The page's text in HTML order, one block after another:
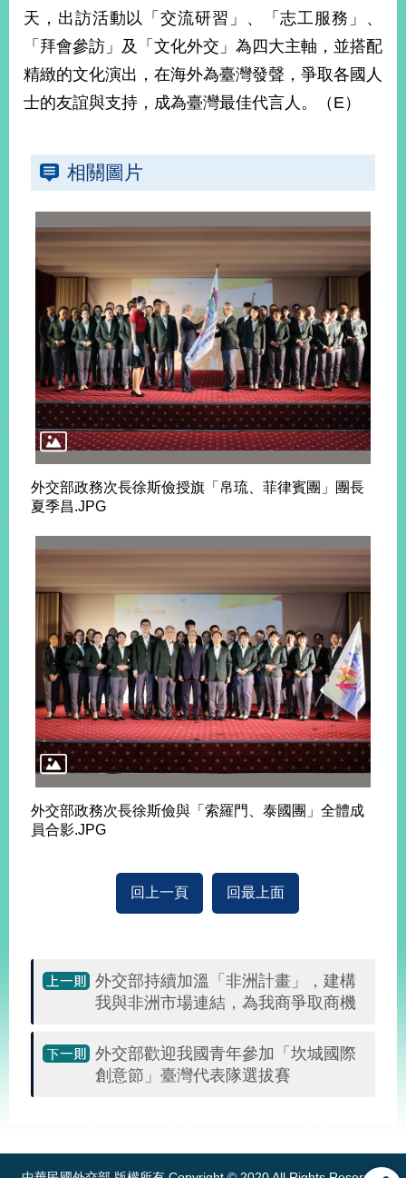
政
府
資
訊
公
開
本
部
長
信
箱
粉
絲
專
頁
LINEInstagram
X平台
(原推特)
府
網
站
料
開
放
宣
告
隱
訊
政
策
障
站
說
天，出訪活動以「交流研習」、「志工服務」、
「拜會參訪」及「文化外交」為四大主軸，並搭配
精緻的文化演出，在海外為臺灣發聲，爭取各國人
士的友誼與支持，成為臺灣最佳代言人。（E）
相關圖片
外交部政務次長徐斯儉授旗「帛琉、菲律賓團」團長
夏季昌.JPG
外交部政務次長徐斯儉與「索羅門、泰國團」全體成
員合影.JPG
回上一頁 回最上面
外交部持續加溫「非洲計畫」，建構
我與非洲市場連結，為我商爭取商機
外交部歡迎我國青年參加「坎城國際
創意節」臺灣代表隊選拔賽